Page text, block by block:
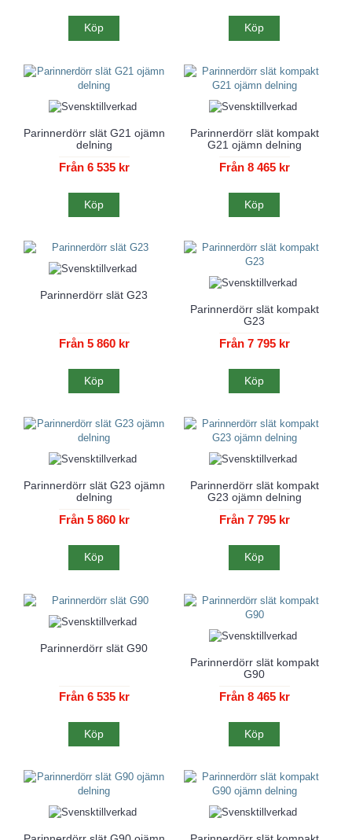
Köp Köp
Parinnerdörr slät G21 ojämn
delning
Från 6 535 kr
Köp
Parinnerdörr slät kompakt
G21 ojämn delning
Från 8 465 kr
Köp
Parinnerdörr slät G23
Från 5 860 kr
Köp
Parinnerdörr slät kompakt
G23
Från 7 795 kr
Köp
Parinnerdörr slät G23 ojämn
delning
Från 5 860 kr
Köp
Parinnerdörr slät kompakt
G23 ojämn delning
Från 7 795 kr
Köp
Parinnerdörr slät G90
Från 6 535 kr
Köp
Parinnerdörr slät kompakt
G90
Från 8 465 kr
Köp